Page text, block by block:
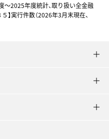
～2025年度統計、取り扱い全金融
】実行件数（2026年3月末現在、